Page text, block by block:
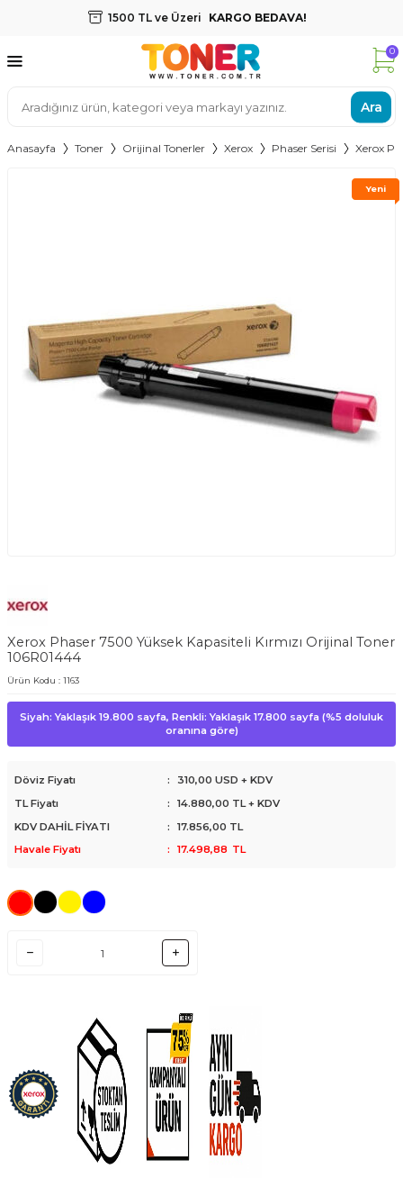
1500 TL ve Üzeri KARGO BEDAVA!
Ara
0
Anasayfa Toner Orijinal Tonerler Xerox Phaser Serisi Xerox
Yeni
Xerox Phaser 7500 Yüksek Kapasiteli Kırmızı Orijinal Toner
106R01444
Ürün Kodu : 1163
Siyah: Yaklaşık 19.800 sayfa, Renkli: Yaklaşık 17.800 sayfa (%5 doluluk
oranına göre)
Döviz Fiyatı :
310,00 USD + KDV
TL Fiyatı
: 14.880,00 TL + KDV
KDV DAHİL FİYATI
: 17.856,00 TL
Havale Fiyatı
: 17.498,88 TL